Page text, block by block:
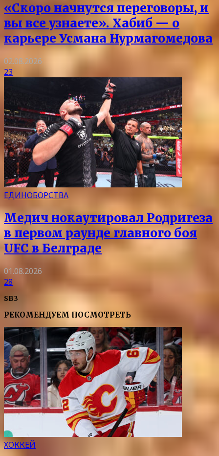
«Скоро начнутся переговоры, и
вы все узнаете». Хабиб — о
карьере Усмана Нурмагомедова
02.08.2026
23
ЕДИНОБОРСТВА
Медич нокаутировал Родригеза
в первом раунде главного боя
UFC в Белграде
01.08.2026
28
SB3
РЕКОМЕНДУЕМ ПОСМОТРЕТЬ
ХОККЕЙ